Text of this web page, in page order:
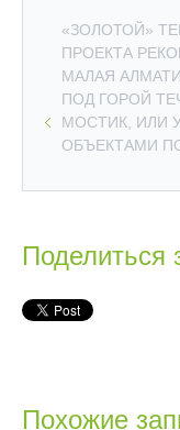
«ЗОЛОТОЙ»
ПРОЕКТА
МАЛАЯ
ПОД ГОРОЙ
МОСТИК, ИЛИ
ОБЪЕКТАМИ
Поделиться
Похожие